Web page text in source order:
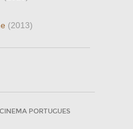
(2013)
PORTUGUES